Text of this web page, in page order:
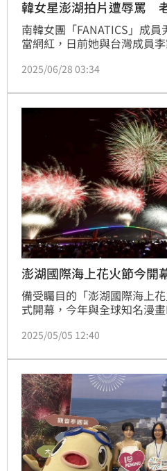
韓女星澎湖拍片遭辱罵
南韓女團「FANATICS」成
當網紅，日前她與台灣成員
娘也向兩位女星道歉。記者林
2025/06/28 03:34
澎湖國際海上花火節今開
備受矚目的「澎湖國際海上
式開幕，今年與全球知名漫
場融合煙火、無人機科技燈光
閉幕，期間共計29場精彩活
2025/05/05 12:40